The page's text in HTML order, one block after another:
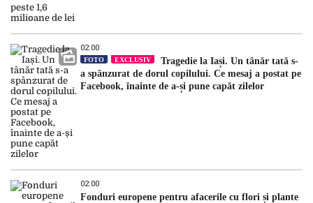
02:00
FOTO EXCLUSIV
Tragedie la Iași. Un tânăr tată s-
a spânzurat de dorul copilului. Ce mesaj a postat pe
Facebook, înainte de a-și pune capăt zilelor
02:00
Fonduri europene pentru afacerile cu flori și plante